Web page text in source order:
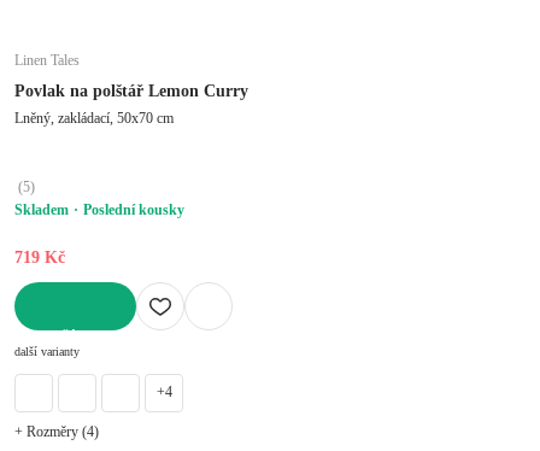
Linen Tales
Povlak na polštář Lemon Curry
Lněný, zakládací, 50x70 cm
(5)
Skladem
Poslední kousky
719 Kč
další varianty
+4
+ Rozměry (4)